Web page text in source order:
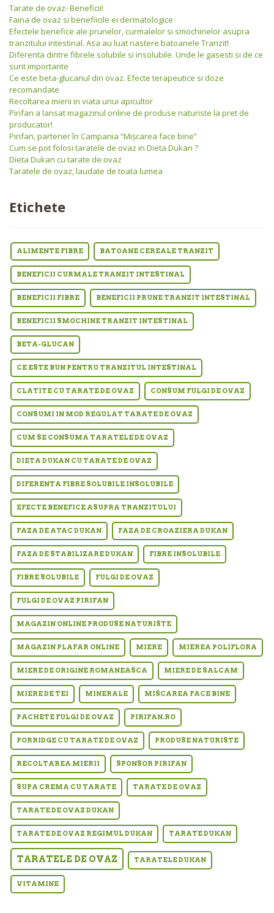
Tarate de ovaz- Beneficii!
Faina de ovaz si benefiicile ei dermatologice
Efectele benefice ale prunelor, curmalelor si smochinelor asupra
tranzitului intestinal. Asa au luat nastere batoanele Tranzit!
Diferenta dintre fibrele solubile si insolubile. Unde le gasesti si de ce
sunt importante
Ce este beta-glucanul din ovaz. Efecte terapeutice si doze
recomandate
Recoltarea mierii in viata unui apicultor
Pirifan a lansat magazinul online de produse naturiste la pret de
producator!
Pirifan, partener în Campania “Mişcarea face bine”
Cum se pot folosi taratele de ovaz in Dieta Dukan ?
Dieta Dukan cu tarate de ovaz
Taratele de ovaz, laudate de toata lumea
Etichete
ALIMENTE FIBRE BATOANE CEREALE TRANZIT
BENEFICII CURMALE TRANZIT INTESTINAL
BENEFICII FIBRE BENEFICII PRUNE TRANZIT INTESTINAL
BENEFICII SMOCHINE TRANZIT INTESTINAL
BETA-GLUCAN
CE ESTE BUN PENTRU TRANZITUL INTESTINAL
CLATITE CU TARATE DE OVAZ CONSUM FULGI DE OVAZ
CONSUMI IN MOD REGULAT TARATE DE OVAZ
CUM SE CONSUMA TARATELE DE OVAZ
DIETA DUKAN CU TARATE DE OVAZ
DIFERENTA FIBRE SOLUBILE INSOLUBILE
EFECTE BENEFICE ASUPRA TRANZITULUI
FAZA DE ATAC DUKAN FAZA DE CROAZIERA DUKAN
FAZA DE STABILIZARE DUKAN FIBRE INSOLUBILE
FIBRE SOLUBILE FULGI DE OVAZ
FULGI DE OVAZ PIRIFAN
MAGAZIN ONLINE PRODUSE NATURISTE
MAGAZIN PLAFAR ONLINE MIERE MIEREA POLIFLORA
MIERE DE ORIGINE ROMANEASCA MIERE DE SALCAM
MIERE DE TEI MINERALE MISCAREA FACE BINE
PACHETE FULGI DE OVAZ PIRIFAN.RO
PORRIDGE CU TARATE DE OVAZ PRODUSE NATURISTE
RECOLTAREA MIERII SPONSOR PIRIFAN
SUPA CREMA CU TARATE TARATE DE OVAZ
TARATE DE OVAZ DUKAN
TARATE DE OVAZ REGIMUL DUKAN TARATE DUKAN
TARATELE DE OVAZ TARATELE DUKAN
VITAMINE